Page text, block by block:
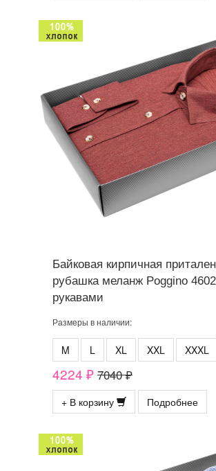
Байковая кирпичная
рубашка меланж Poggino
рукавами
Размеры в наличии:
M L XL XXL XXXL
4224 ₽ 7040 ₽
+ В корзину Подробнее